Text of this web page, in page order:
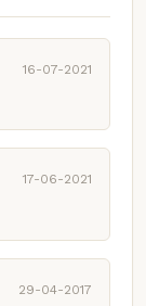
16-07-2021
17-06-2021
29-04-2017